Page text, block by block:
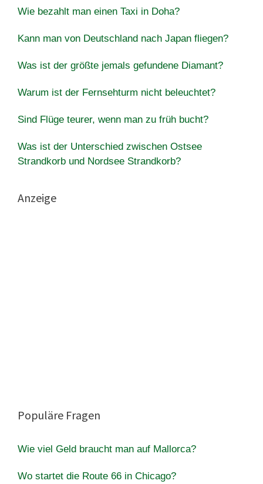
Wie bezahlt man einen Taxi in Doha?
Kann man von Deutschland nach Japan fliegen?
Was ist der größte jemals gefundene Diamant?
Warum ist der Fernsehturm nicht beleuchtet?
Sind Flüge teurer, wenn man zu früh bucht?
Was ist der Unterschied zwischen Ostsee
Strandkorb und Nordsee Strandkorb?
Anzeige
Populäre Fragen
Wie viel Geld braucht man auf Mallorca?
Wo startet die Route 66 in Chicago?